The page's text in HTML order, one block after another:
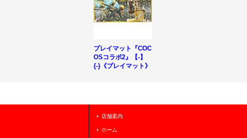
プレイマット『COC
OSコラボ2』【-】
{-}《プレイマット》
店舗案内
ホーム